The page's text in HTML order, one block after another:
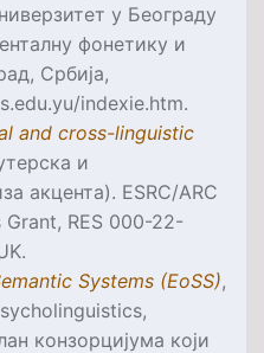
у Београду
фонетику и
Србија,
indexie.htm.
and cross-linguistic
и
акцента). ESRC/ARC
Grant, RES 000-22-
.
Systems (EoSS),
конзорцијума који